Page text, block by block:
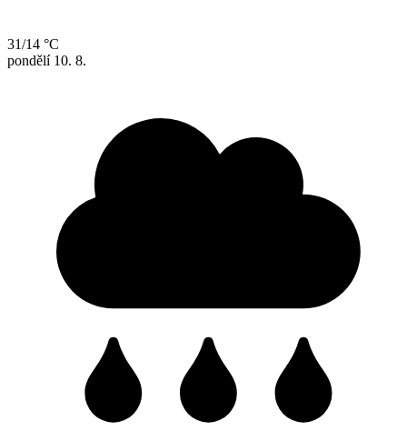
31/14 °C
pondělí 10. 8.